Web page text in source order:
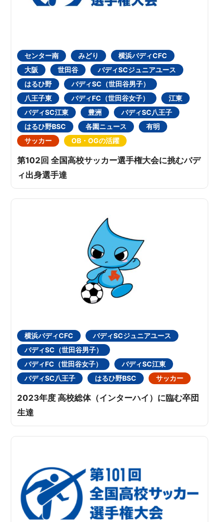
センター南 みどり
横浜バディCFC
大阪
世田谷
バディSCジュニアユース
はるひ野
バディSC（世田谷男子）
八王子東
バディFC（世田谷女子）
江東
バディSC江東
豊洲
バディSC八王子
はるひ野BSC
各園ニュース
有明
サッカー
OB・OGの活躍
第102回 全国高校サッカー選手権大会に挑むバデ
ィ出身選手達
横浜バディCFC
バディSCジュニアユース
バディSC（世田谷男子）
バディFC（世田谷女子）
バディSC江東
バディSC八王子
はるひ野BSC サッカー
2023年度 高校総体（インターハイ）に臨む卒団
生達